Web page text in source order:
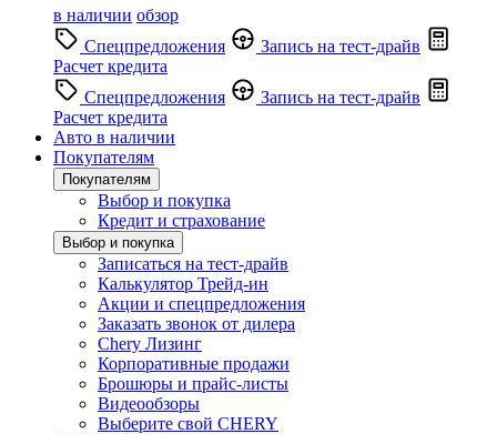
в наличии обзор
Спецпредложения
Запись на тест-драйв
Расчет кредита
Спецпредложения
Запись на тест-драйв
Расчет кредита
Авто в наличии
Покупателям
Покупателям
Выбор и покупка
Кредит и страхование
Выбор и покупка
Записаться на тест-драйв
Калькулятор Трейд-ин
Акции и спецпредложения
Заказать звонок от дилера
Chery Лизинг
Корпоративные продажи
Брошюры и прайс-листы
Видеообзоры
Выберите свой CHERY